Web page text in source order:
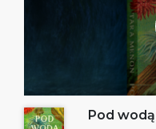
Pod wodą